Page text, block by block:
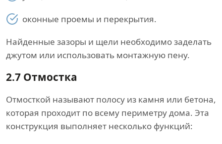
оконные проемы и перекрытия.
Найденные зазоры и щели необходимо заделать
джутом или использовать монтажную пену.
2.7 Отмостка
Отмосткой называют полосу из камня или бетона,
которая проходит по всему периметру дома. Эта
конструкция выполняет несколько функций: